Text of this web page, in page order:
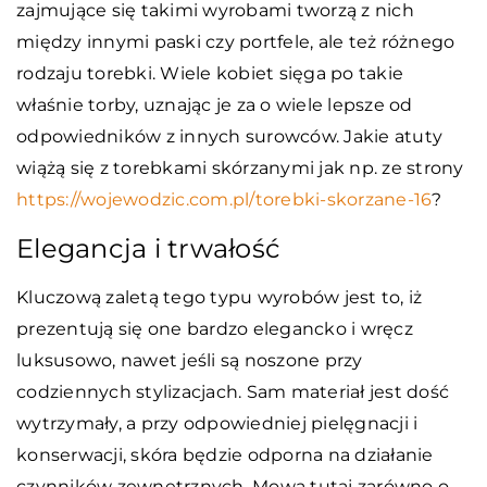
zajmujące się takimi wyrobami tworzą z nich
między innymi paski czy portfele, ale też różnego
rodzaju torebki. Wiele kobiet sięga po takie
właśnie torby, uznając je za o wiele lepsze od
odpowiedników z innych surowców. Jakie atuty
wiążą się z torebkami skórzanymi jak np. ze strony
https://wojewodzic.com.pl/torebki-skorzane-16?
Elegancja i trwałość
Kluczową zaletą tego typu wyrobów jest to, iż
prezentują się one bardzo elegancko i wręcz
luksusowo, nawet jeśli są noszone przy
codziennych stylizacjach. Sam materiał jest dość
wytrzymały, a przy odpowiedniej pielęgnacji i
konserwacji, skóra będzie odporna na działanie